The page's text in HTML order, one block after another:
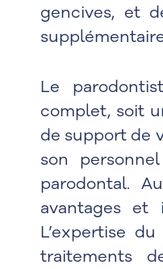
gencives, et
Le
complet, soit
de support de
son
parodontal.
avantages et
L’expertise
traitements